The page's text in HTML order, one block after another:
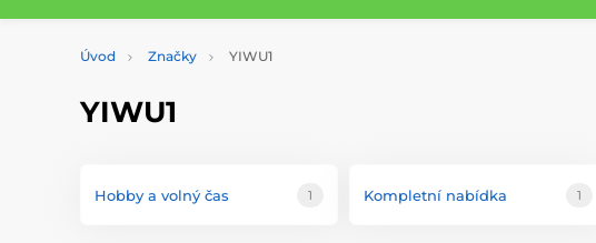
Úvod Značky YIWU1
YIWU1
Hobby a volný čas 1 Kompletní nabídka 1